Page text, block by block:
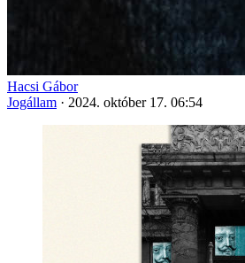
Hacsi Gábor
Jogállam · 2024. október 17. 06:54